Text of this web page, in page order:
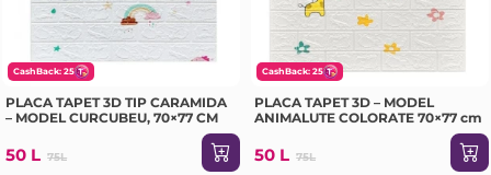
CashBack: 25
PLACA TAPET 3D TIP CARAMIDA
– MODEL CURCUBEU, 70×77 CM
50 L 75L
CashBack: 25
PLACA TAPET 3D – MODEL
ANIMALUTE COLORATE 70×77 cm
50 L 75L